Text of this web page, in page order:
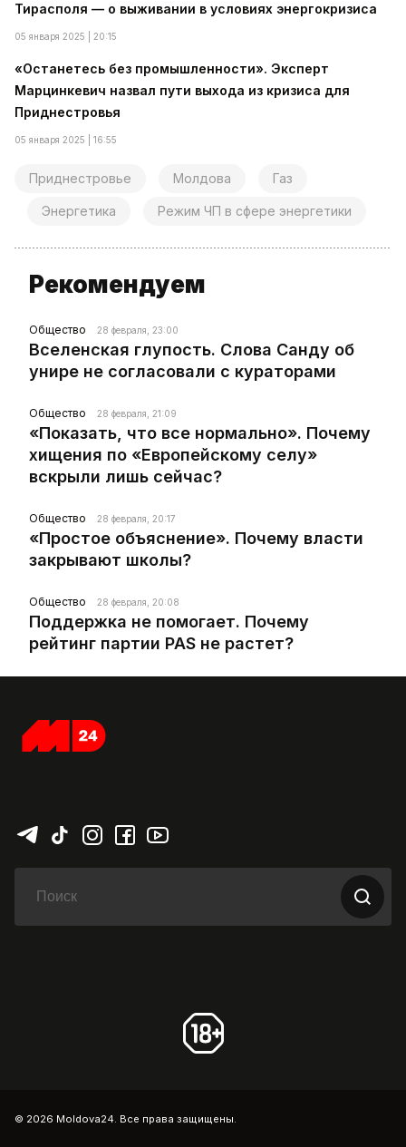
Тирасполя — о выживании в условиях энергокризиса
05 января 2025 | 20:15
«Останетесь без промышленности». Эксперт
Марцинкевич назвал пути выхода из кризиса для
Приднестровья
05 января 2025 | 16:55
Приднестровье Молдова Газ
Энергетика Режим ЧП в сфере энергетики
Рекомендуем
Общество 28 февраля, 23:00
Вселенская глупость. Слова Санду об
унире не согласовали с кураторами
Общество 28 февраля, 21:09
«Показать, что все нормально». Почему
хищения по «Европейскому селу»
вскрыли лишь сейчас?
Общество 28 февраля, 20:17
«Простое объяснение». Почему власти
закрывают школы?
Общество 28 февраля, 20:08
Поддержка не помогает. Почему
рейтинг партии PAS не растет?
© 2026 Moldova24. Все права защищены.